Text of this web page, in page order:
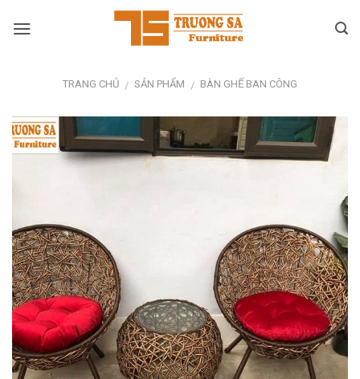
TRANG CHỦ / SẢN PHẨM / BÀN GHẾ BAN CÔNG